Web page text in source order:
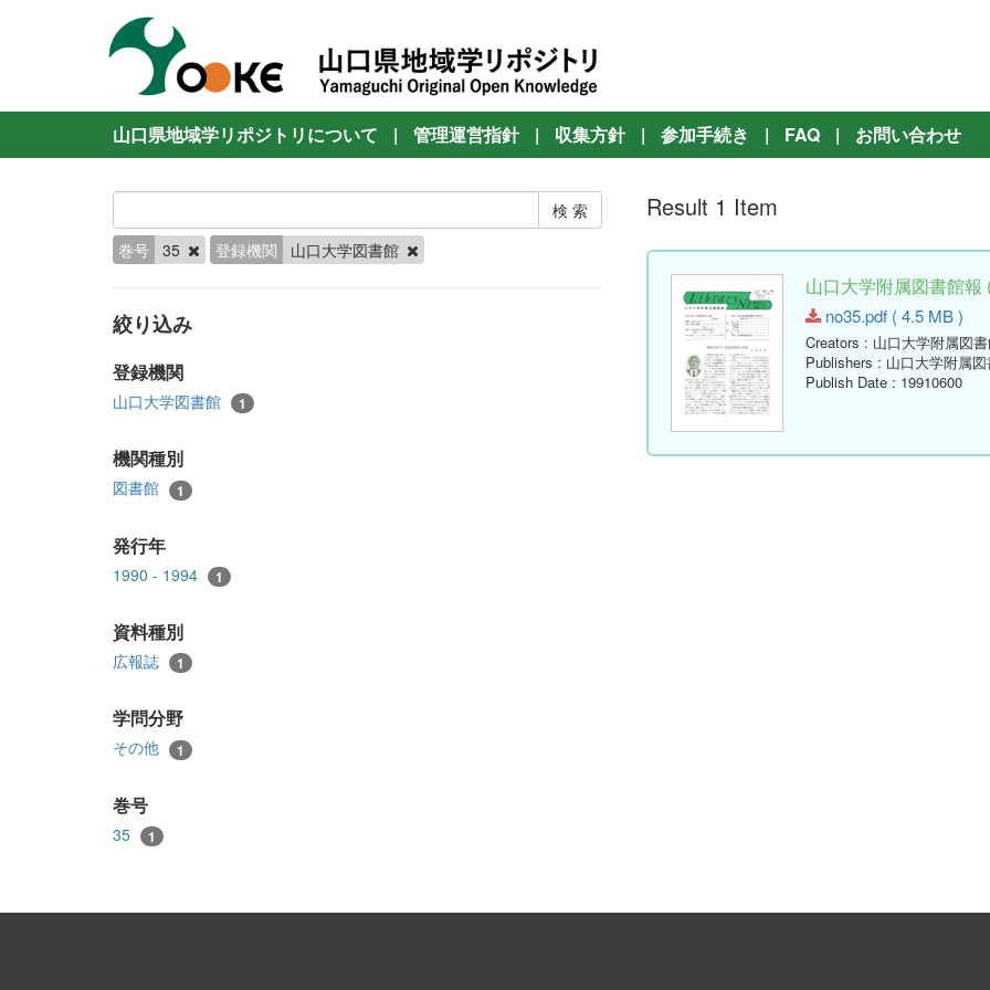
山口県地域学リポジトリについて | 管理運営指針 | 収集方針 | 参加手続き | FAQ | お問い合わせ
巻号 35 登録機関 山口大学図書館
絞り込み
登録機関
山口大学図書館 1
機関種別
図書館 1
発行年
1990 - 1994 1
資料種別
広報誌 1
学問分野
その他 1
巻号
35 1
Result 1 Item
山口大学附属図書館報
no35.pdf ( 4.5 MB )
Creators : 山口大学附属図
Publishers : 山口大学附属
Publish Date : 19910600